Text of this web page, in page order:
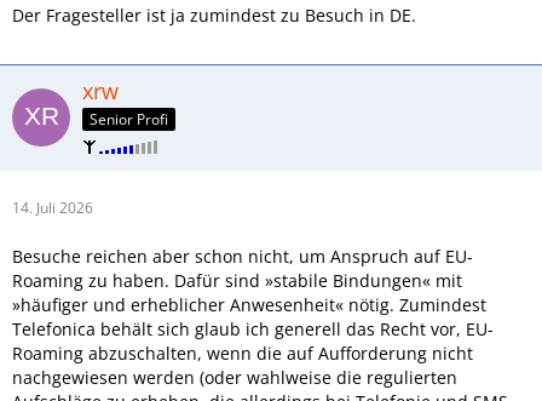
Der Fragesteller ist ja zumindest zu Besuch in DE.
xrw
Senior Profi
14. Juli 2026
Besuche reichen aber schon nicht, um Anspruch auf EU-
Roaming zu haben. Dafür sind »stabile Bindungen« mit
»häufiger und erheblicher Anwesenheit« nötig. Zumindest
Telefonica behält sich glaub ich generell das Recht vor, EU-
Roaming abzuschalten, wenn die auf Aufforderung nicht
nachgewiesen werden (oder wahlweise die regulierten